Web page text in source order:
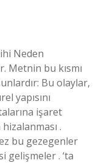
Neden
Metnin bu kısmı
Bu olaylar,
yapısını
işaret
.
bu gezegenler
gelişmeler . ‘ta